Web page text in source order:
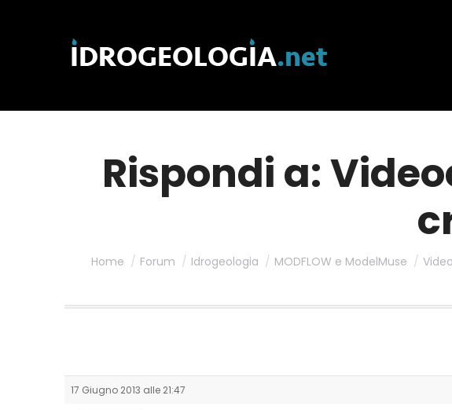
Rispondi a:
Home Forum Idrogeologia MODFLOW e ModelMuse
17 Giugno 2013 alle 21:47